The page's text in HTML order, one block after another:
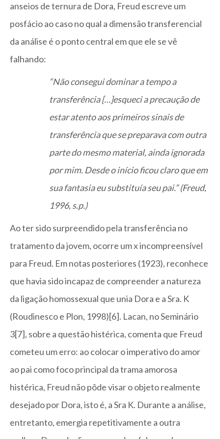
anseios de ternura de Dora, Freud escreve um
posfácio ao caso no qual a dimensão transferencial
da análise é o ponto central em que ele se vê
falhando:
“Não consegui dominar a tempo a
transferência […]esqueci a precaução de
estar atento aos primeiros sinais de
transferência que se preparava com outra
parte do mesmo material, ainda ignorada
por mim. Desde o início ficou claro que em
sua fantasia eu substituía seu pai.” (Freud,
1996, s.p.)
Ao ter sido surpreendido pela transferência no
tratamento da jovem, ocorre um x incompreensível
para Freud. Em notas posteriores (1923), reconhece
que havia sido incapaz de compreender a natureza
da ligação homossexual que unia Dora e a Sra. K
(Roudinesco e Plon, 1998)[6]. Lacan, no Seminário
3[7], sobre a questão histérica, comenta que Freud
cometeu um erro: ao colocar o imperativo do amor
ao pai como foco principal da trama amorosa
histérica, Freud não pôde visar o objeto realmente
desejado por Dora, isto é, a Sra K. Durante a análise,
entretanto, emergia repetitivamente a outra